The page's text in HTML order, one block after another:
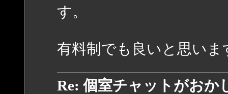
す。
有料制でも良いと思いま
Re: 個室チャットがおか